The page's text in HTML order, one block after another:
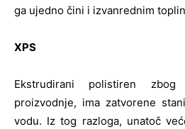
ga ujedno čini i izvanrednim
XPS
Ekstrudirani polistiren zbog
proizvodnje, ima zatvorene
vodu. Iz tog razloga, unatoč